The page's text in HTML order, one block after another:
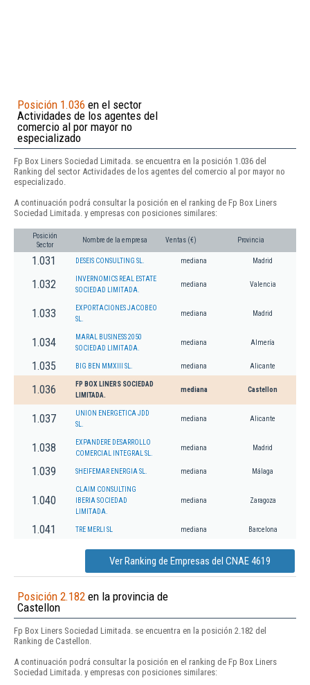
Posición 1.036 en el sector
Actividades de los agentes del
comercio al por mayor no
especializado
Fp Box Liners Sociedad Limitada. se encuentra en la posición 1.036 del
Ranking del sector Actividades de los agentes del comercio al por mayor no
especializado.
A continuación podrá consultar la posición en el ranking de Fp Box Liners
Sociedad Limitada. y empresas con posiciones similares:
Posición
Sector
Nombre de la empresa Ventas (€) Provincia
1.031 DESEIS CONSULTING SL. mediana Madrid
1.032
INVERNOMICS REAL ESTATE
SOCIEDAD LIMITADA.
mediana Valencia
1.033
EXPORTACIONES JACOBEO
SL.
mediana Madrid
1.034
MARAL BUSINESS 2050
SOCIEDAD LIMITADA.
mediana Almería
1.035 BIG BEN MMXIII SL. mediana Alicante
1.036
FP BOX LINERS SOCIEDAD
LIMITADA.
mediana Castellon
1.037
UNION ENERGETICA JDD
SL.
mediana Alicante
1.038
EXPANDERE DESARROLLO
COMERCIAL INTEGRAL SL.
mediana Madrid
1.039 SHEIFEMAR ENERGIA SL. mediana Málaga
1.040
CLAIM CONSULTING
IBERIA SOCIEDAD
LIMITADA.
mediana Zaragoza
1.041 TRE MERLI SL mediana Barcelona
Ver Ranking de Empresas del CNAE 4619
Posición 2.182 en la provincia de
Castellon
Fp Box Liners Sociedad Limitada. se encuentra en la posición 2.182 del
Ranking de Castellon.
A continuación podrá consultar la posición en el ranking de Fp Box Liners
Sociedad Limitada. y empresas con posiciones similares: